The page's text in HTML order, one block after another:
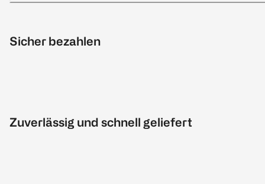
Sicher bezahlen
Zuverlässig und schnell geliefert